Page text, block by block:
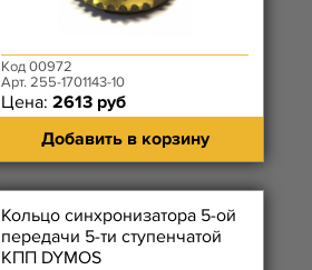
Код 00972
Арт. 255-1701143-10
Цена: 2613 руб
Добавить в корзину
Кольцо синхронизатора 5-ой
передачи 5-ти ступенчатой
КПП DYMOS